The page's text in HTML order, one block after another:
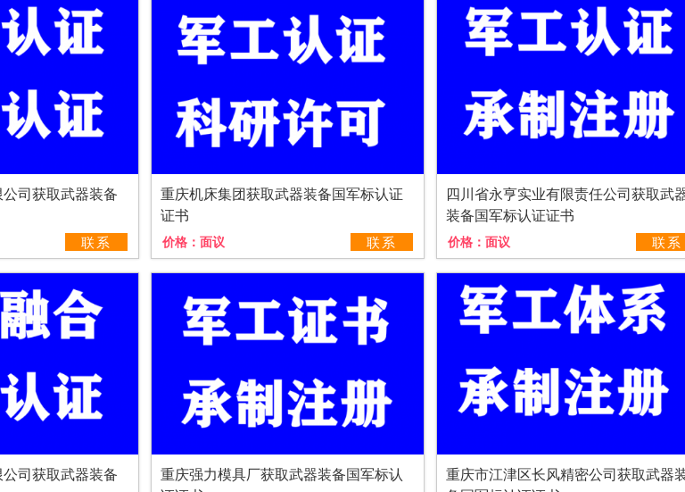
司获取武器装备
联系
重庆机床集团获取武器装备国军标认证
证书
价格： 面议 联系
四川省永亨实业有限责任公司获取武
装备国军标认证证书
价格： 面议 联系
司获取武器装备
重庆强力模具厂获取武器装备国军标认
重庆市江津区长风精密公司获取武器